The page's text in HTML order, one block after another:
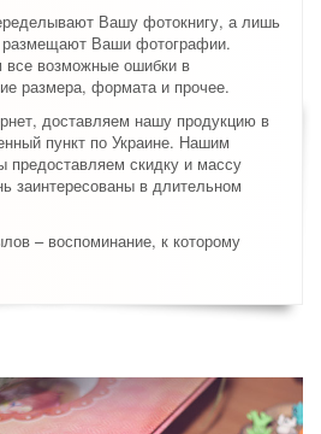
Вашу фотокнигу, а лишь
размещают Ваши фотографии.
возможные ошибки в
размера, формата и прочее.
доставляем нашу продукцию в
пункт по Украине. Нашим
предоставляем скидку и массу
заинтересованы в длительном
– воспоминание, к которому